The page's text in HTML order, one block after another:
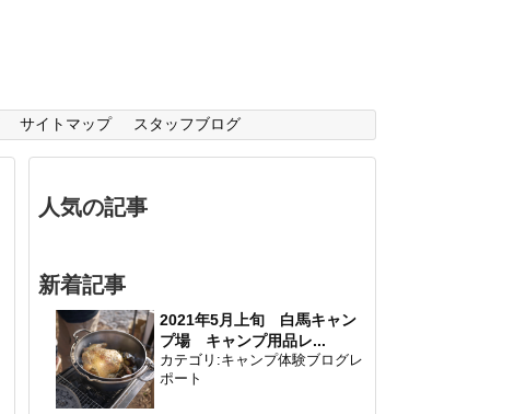
サイトマップ スタッフブログ
人気の記事
新着記事
2021年5月上旬 白馬キャン
プ場 キャンプ用品レ...
カテゴリ:キャンプ体験ブログレ
ポート